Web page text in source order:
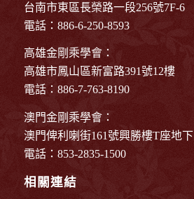
台南市東區長榮路一段256號7F-6
電話：886-6-250-8593
高雄金剛乘學會：
高雄市鳳山區新富路391號12樓
電話：886-7-763-8190
澳門金剛乘學會：
澳門俾利喇街161號興勝樓T座地下
電話：853-2835-1500
相關連結